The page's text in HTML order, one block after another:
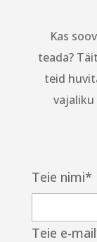
Kas
teada?
teid
Teie nimi*
Teie e-